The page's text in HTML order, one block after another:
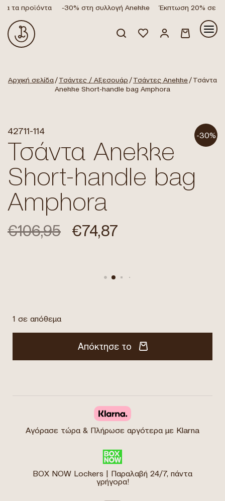
τα προϊόντα -30% στη συλλογή Anekke Έκπτωση 20% σε
Αρχική σελίδα/Τσάντες / Αξεσουάρ /Τσάντες Anekke/ Τσάντα
Anekke Short-handle bag Amphora
-30%
42711-114
Τσάντα Anekke
Short-handle bag
Amphora
€106,95 €74,87
1 σε απόθεμα
Απόκτησε το
Αγόρασε τώρα & Πλήρωσε αργότερα με Klarna
BOX NOW Lockers | Παραλαβή 24/7, πάντα
γρήγορα!